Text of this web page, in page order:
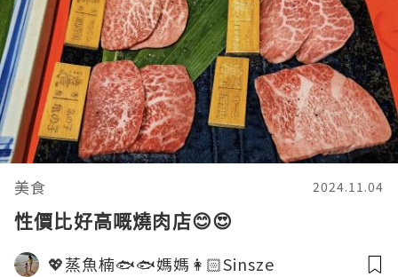
美食 2024.11.04
性價比好高嘅燒肉店😊😍
💖蒸魚楠🐟🐟媽媽👩🏻Sinsze